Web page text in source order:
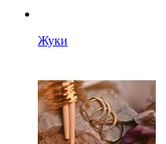
Жуки